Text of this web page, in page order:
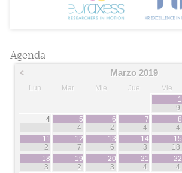
Agenda
Marzo 2019
Lun Mar Mie Jue Vie
1
9
4
5
4
6
2
7
4
8
4
11
2
12
7
13
6
14
3
15
18
18
3
19
2
20
3
21
4
22
4